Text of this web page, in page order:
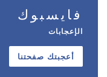
فايسبوك
الإعجابات
أعجبتك صفحتنا